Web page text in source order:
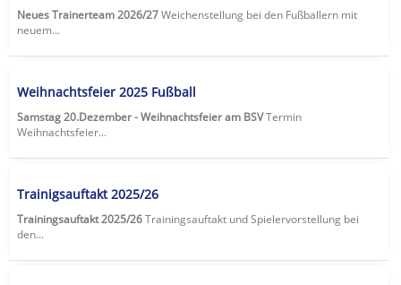
Neues Trainerteam 2026/27Weichenstellung bei den Fußballern mit
neuem...
Weihnachtsfeier 2025 Fußball
Samstag 20.Dezember - Weihnachtsfeier am BSVTermin
Weihnachtsfeier...
Trainigsauftakt 2025/26
Trainingsauftakt 2025/26Trainingsauftakt und Spielervorstellung bei
den...